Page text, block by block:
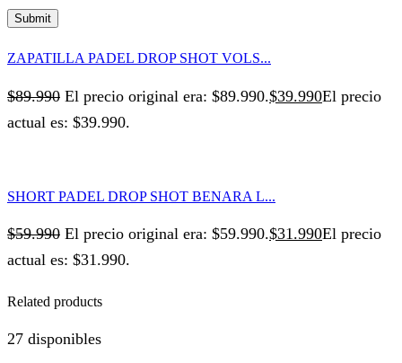
ZAPATILLA PADEL DROP SHOT VOLS...
$89.990 El precio original era: $89.990.$39.990El precio
actual es: $39.990.
SHORT PADEL DROP SHOT BENARA L...
$59.990 El precio original era: $59.990.$31.990El precio
actual es: $31.990.
Related products
27 disponibles